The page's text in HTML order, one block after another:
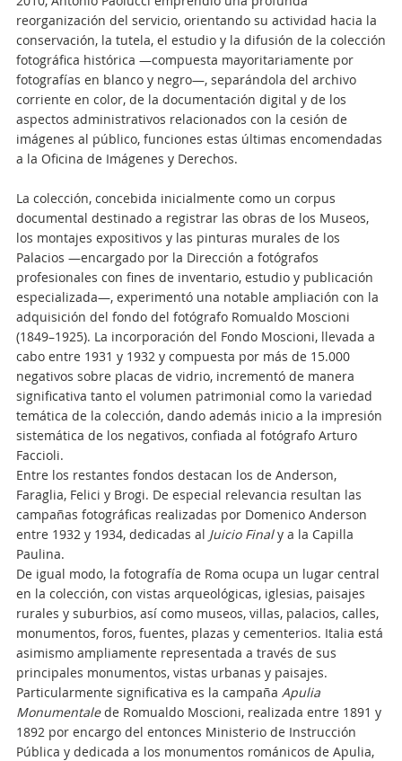
reorganización del servicio, orientando su actividad hacia la
conservación, la tutela, el estudio y la difusión de la colección
fotográfica histórica —compuesta mayoritariamente por
fotografías en blanco y negro—, separándola del archivo
corriente en color, de la documentación digital y de los
aspectos administrativos relacionados con la cesión de
imágenes al público, funciones estas últimas encomendadas
a la Oficina de Imágenes y Derechos.
La colección, concebida inicialmente como un corpus
documental destinado a registrar las obras de los Museos,
los montajes expositivos y las pinturas murales de los
Palacios —encargado por la Dirección a fotógrafos
profesionales con fines de inventario, estudio y publicación
especializada—, experimentó una notable ampliación con la
adquisición del fondo del fotógrafo Romualdo Moscioni
(1849–1925). La incorporación del Fondo Moscioni, llevada a
cabo entre 1931 y 1932 y compuesta por más de 15.000
negativos sobre placas de vidrio, incrementó de manera
significativa tanto el volumen patrimonial como la variedad
temática de la colección, dando además inicio a la impresión
sistemática de los negativos, confiada al fotógrafo Arturo
Faccioli.
Entre los restantes fondos destacan los de Anderson,
Faraglia, Felici y Brogi. De especial relevancia resultan las
campañas fotográficas realizadas por Domenico Anderson
entre 1932 y 1934, dedicadas al Juicio Finaly a la Capilla
Paulina.
De igual modo, la fotografía de Roma ocupa un lugar central
en la colección, con vistas arqueológicas, iglesias, paisajes
rurales y suburbios, así como museos, villas, palacios, calles,
monumentos, foros, fuentes, plazas y cementerios. Italia está
asimismo ampliamente representada a través de sus
principales monumentos, vistas urbanas y paisajes.
Particularmente significativa es la campaña Apulia
Monumentalede Romualdo Moscioni, realizada entre 1891 y
1892 por encargo del entonces Ministerio de Instrucción
Pública y dedicada a los monumentos románicos de Apulia,